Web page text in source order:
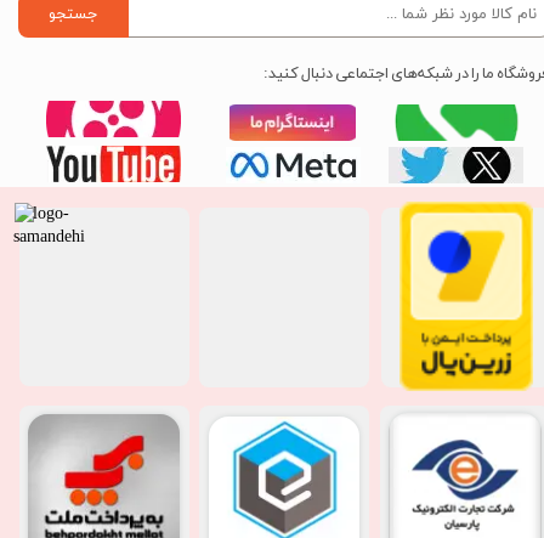
جستجو
ما را در شبکه‌های اجتماعی دنبال کنید: